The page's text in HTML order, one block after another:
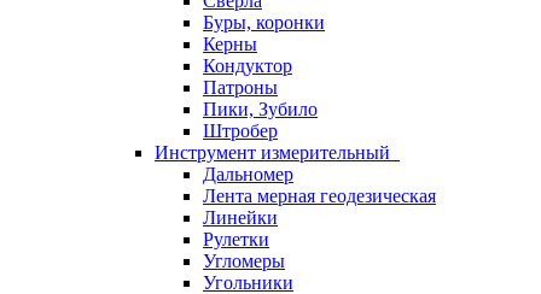
Буры, коронки
Керны
Кондуктор
Патроны
Пики, Зубило
Штробер
Инструмент измерительный
Дальномер
Лента мерная геодезическая
Линейки
Рулетки
Угломеры
Угольники